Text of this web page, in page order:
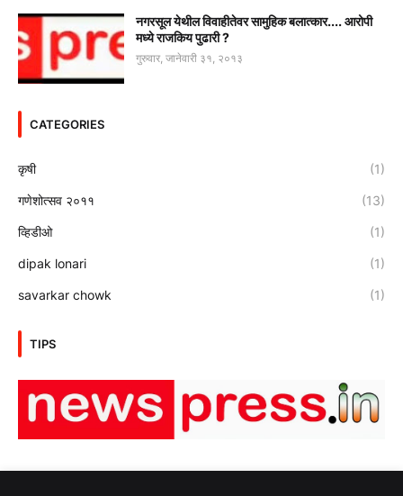
नगरसूल येथील विवाहीतेवर सामुहिक बलात्कार.... आरोपी
मध्ये राजकिय पुढारी ?
गुरुवार, जानेवारी ३१, २०१३
CATEGORIES
कृषी (1)
गणेशोत्सव २०११ (13)
व्हिडीओ (1)
dipak lonari (1)
savarkar chowk (1)
TIPS